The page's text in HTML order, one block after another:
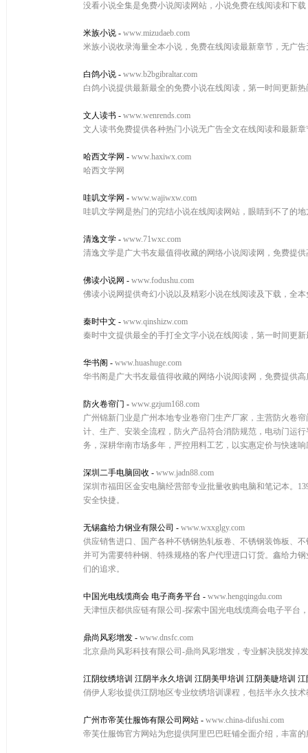
没看小说全集是免费小说阅读网站，小说免费在线阅读和下
米族小说 - www.mizudaeb.com
米族小说收录海量全本小说，免费在线阅读最新章节，无广
白鸽小说 - www.b2bgibraltar.com
白鸽小说提供最新最全的免费小说在线阅读，第一时间更新
文人读书 - www.wenrends.com
文人读书免费提供各种热门小说无广告全文在线阅读和最新
哈西文学网 - www.haxiwx.com
哈西文学网
哇叽文学网 - www.wajiwxw.com
哇叽文学网是热门的完结小说在线阅读网站，眼睛到不了的
清逸文学 - www.71wxc.com
清逸文学是广大书友最值得收藏的网络小说阅读网，免费提
佛读小说网 - www.fodushu.com
佛读小说网提供奇幻小说以及精彩小说在线阅读及下载，全
秦时中文 - www.qinshizw.com
秦时中文提供最全的手打全文字小说在线阅读，第一时间更
华书阁 - www.huashuge.com
华书阁是广大书友最值得收藏的网络小说阅读网，免费提供
防火卷帘门 - www.gzjum168.com
广州锦新门业是广州本地专业卷帘门生产厂家，主营防火卷
计、生产、安装全流程，防火产品符合消防规范，电动门运
务，深耕华南市场多年，严控用料工艺，以实惠定价与快速
深圳二手电脑回收 - www.jadn88.com
深圳市福田区金安电脑经营部专业批量收购电脑和笔记本。
安全快捷。
无锡鑫给力钢业有限公司 - www.wxxglgy.com
供应销售进口、国产各种不锈钢热轧板卷、不锈钢装饰板、
并可为需要特种钢、特殊规格的客户代理进口订货。鑫给力
们的追求。
中国光电线缆商会 电子商务平台 - www.hengqingdu.com
天津恒庆都供应链有限公司-探索中国光电线缆商会电子平台
鼎尚风彩增发 - www.dnsfc.com
北京鼎尚风彩科技有限公司-鼎尚风彩增发，专业解决脱发掉
江阴纹绣培训 江阴半永久培训 江阴美甲培训 江阴美睫培训
俏伊人彩妆提供江阴地区专业纹绣培训课程，包括半永久技
广州市帝芙仕服饰有限公司网站 - www.china-difushi.com
帝芙仕服饰官方网站为您提供阿里巴巴旺铺全面介绍，丰富